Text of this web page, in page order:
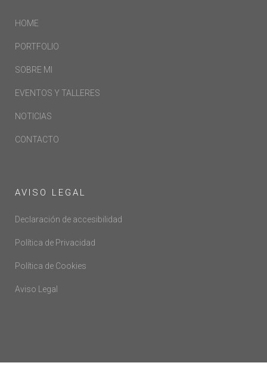
HOME
PORTFOLIO
SOBRE MI
EVENTOS Y TALLERES
NOTICIAS
CONTACTO
AVISO LEGAL
Declaración de accesibilidad
Política de Privacidad
Política de Cookies
Aviso Legal